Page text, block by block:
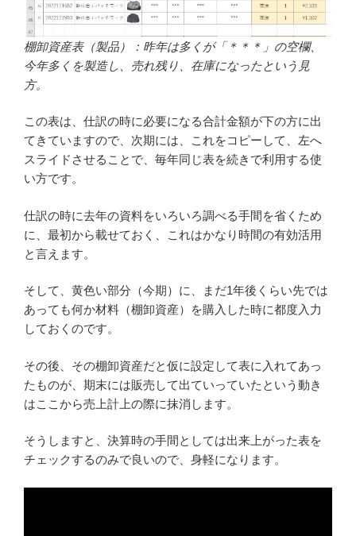
棚卸資産表（製品）：昨年は多くが「＊＊＊」の空欄、
今年多くを製造し、売れ残り、在庫になったという見
方。
この表は、仕訳の時に必要になる合計金額が下の方に出
てきていますので、次期には、これをコピーして、左へ
スライドさせることで、毎年同じ表を続きで利用する使
い方です。
仕訳の時に去年の資料をいろいろ調べる手間を省くため
に、最初から載せておく、これはかなり時間の有効活用
と言えます。
そして、黄色い部分（今期）に、まだ1年後くらい先では
あっても何か材料（棚卸資産）を購入した時に都度入力
しておくのです。
その後、その棚卸資産だと仮に設定して表に入れてあっ
たものが、期末には販売して出ていっていたという動き
はここから売上計上の際に抹消します。
そうしますと、決算時の手間としては出来上がった表を
チェックするのみで良いので、身軽になります。